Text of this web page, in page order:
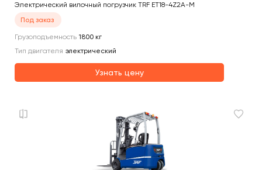
Электрический вилочный погрузчик TRF ET18-4Z2A-M
Под заказ
Грузоподъемность 1800 кг
Тип двигателя электрический
Узнать цену